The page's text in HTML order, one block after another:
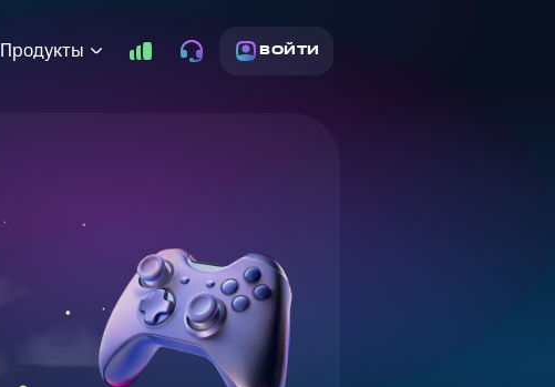
Продукты ВОЙТИ